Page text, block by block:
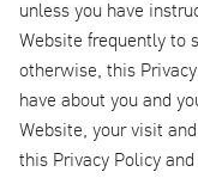
unless you have
Website frequently to
otherwise, this
have about you and
Website, your visit
this Privacy Policy